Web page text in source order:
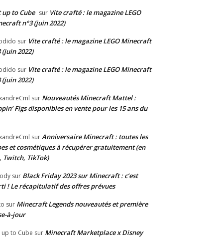
up to Cube sur Vite crafté : le magazine LEGO
n°3 (juin 2022)
sur Vite crafté : le magazine LEGO Minecraft
(juin 2022)
sur Vite crafté : le magazine LEGO Minecraft
(juin 2022)
sur Nouveautés Minecraft Mattel :
Figs disponibles en vente pour les 15 ans du
surAnniversaire Minecraft : toutes les
et cosmétiques à récupérer gratuitement (en
Twitch, TikTok)
sur Black Friday 2023 sur Minecraft : c’est
! Le récapitulatif des offres prévues
sur Minecraft Legends nouveautés et première
à-jour
up to Cube sur Minecraft Marketplace x Disney